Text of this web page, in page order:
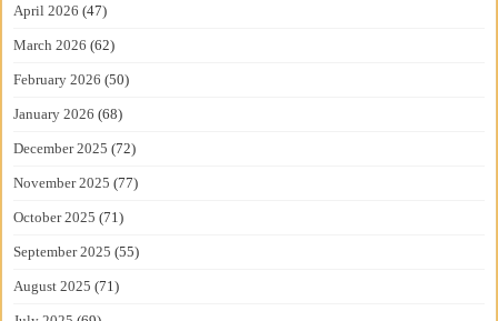
April 2026 (47)
March 2026 (62)
February 2026 (50)
January 2026 (68)
December 2025 (72)
November 2025 (77)
October 2025 (71)
September 2025 (55)
August 2025 (71)